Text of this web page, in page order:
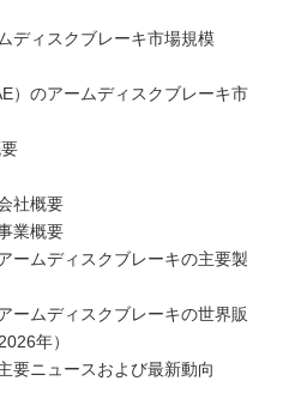
ディスクブレーキ市場規模
）のアームディスクブレーキ市
社概要
業概要
ームディスクブレーキの主要製
ームディスクブレーキの世界販
年）
要ニュースおよび最新動向